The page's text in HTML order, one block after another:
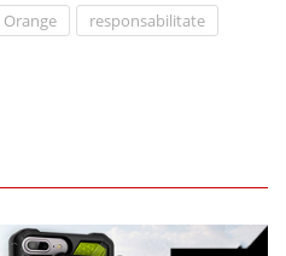
Orange responsabilitate